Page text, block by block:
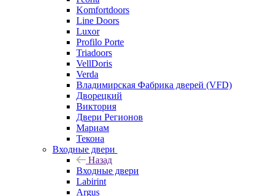
Komfortdoors
Line Doors
Luxor
Profilo Porte
Triadoors
VellDoris
Verda
Владимирская Фабрика дверей (VFD)
Дворецкий
Виктория
Двери Регионов
Мариам
Текона
Входные двери
Назад
Входные двери
Labirint
Argus